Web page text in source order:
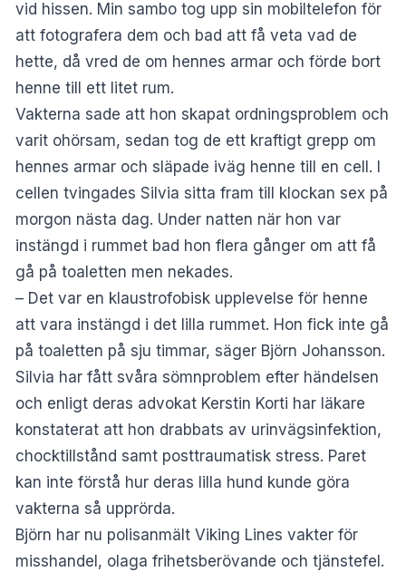
vid hissen. Min sambo tog upp sin mobiltelefon för
att fotografera dem och bad att få veta vad de
hette, då vred de om hennes armar och förde bort
henne till ett litet rum.
Vakterna sade att hon skapat ordningsproblem och
varit ohörsam, sedan tog de ett kraftigt grepp om
hennes armar och släpade iväg henne till en cell. I
cellen tvingades Silvia sitta fram till klockan sex på
morgon nästa dag. Under natten när hon var
instängd i rummet bad hon flera gånger om att få
gå på toaletten men nekades.
– Det var en klaustrofobisk upplevelse för henne
att vara instängd i det lilla rummet. Hon fick inte gå
på toaletten på sju timmar, säger Björn Johansson.
Silvia har fått svåra sömnproblem efter händelsen
och enligt deras advokat Kerstin Korti har läkare
konstaterat att hon drabbats av urinvägsinfektion,
chocktillstånd samt posttraumatisk stress. Paret
kan inte förstå hur deras lilla hund kunde göra
vakterna så upprörda.
Björn har nu polisanmält Viking Lines vakter för
misshandel, olaga frihetsberövande och tjänstefel.